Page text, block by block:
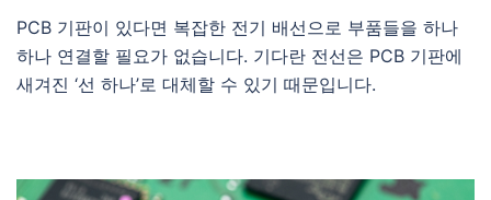
PCB 기판이 있다면 복잡한 전기 배선으로 부품들을 하나
하나 연결할 필요가 없습니다. 기다란 전선은 PCB 기판에
새겨진 ‘선 하나’로 대체할 수 있기 때문입니다.